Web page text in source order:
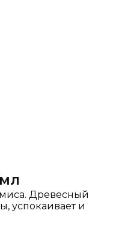
Древесный
успокаивает и